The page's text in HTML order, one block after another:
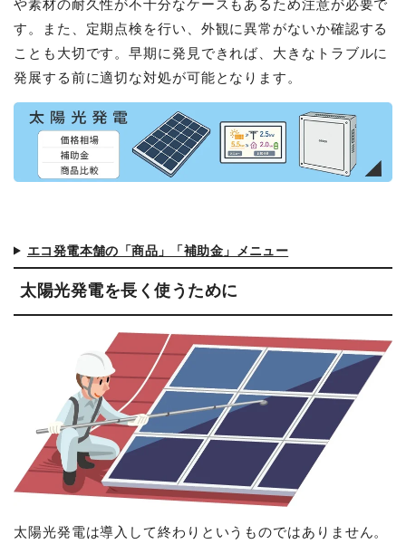
や素材の耐久性が不十分なケースもあるため注意が必要で
す。また、定期点検を行い、外観に異常がないか確認する
ことも大切です。早期に発見できれば、大きなトラブルに
発展する前に適切な対処が可能となります。
エコ発電本舗の「商品」「補助金」メニュー
太陽光発電を長く使うために
太陽光発電は導入して終わりというものではありません。